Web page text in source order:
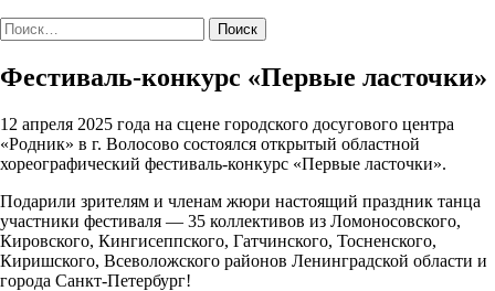
Найти:
Фестиваль-конкурс «Первые ласточки»
12 апреля 2025 года на сцене городского досугового центра
«Родник» в г. Волосово состоялся открытый областной
хореографический фестиваль-конкурс «Первые ласточки».
Подарили зрителям и членам жюри настоящий праздник танца
участники фестиваля — 35 коллективов из Ломоносовского,
Кировского, Кингисеппского, Гатчинского, Тосненского,
Киришского, Всеволожского районов Ленинградской области и
города Санкт-Петербург!